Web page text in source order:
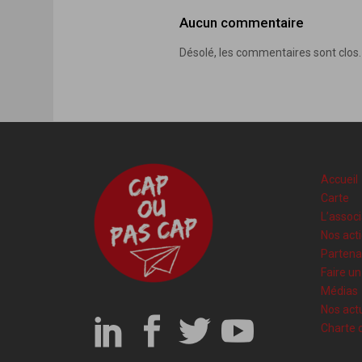
Aucun commentaire
Désolé, les commentaires sont clos.
Accueil
Carte
Nos
Faire
Médias
Nos
Charte